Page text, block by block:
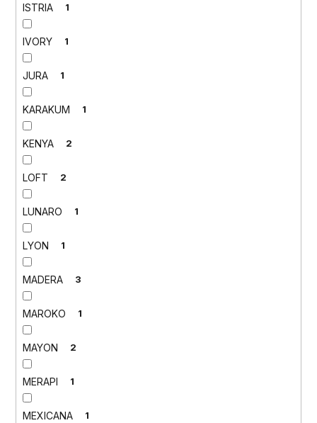
ISTRIA 1
IVORY 1
JURA 1
KARAKUM 1
KENYA 2
LOFT 2
LUNARO 1
LYON 1
MADERA 3
MAROKO 1
MAYON 2
MERAPI 1
MEXICANA 1